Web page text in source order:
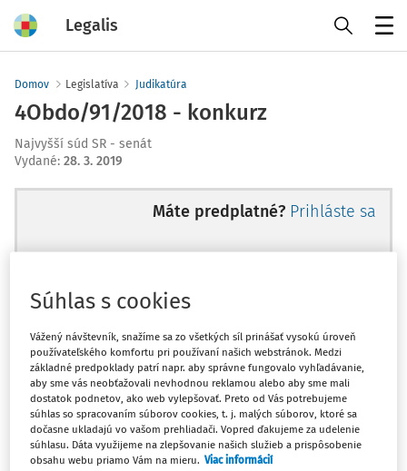
Legalis
Domov Legislatíva Judikatúra
4Obdo/91/2018 - konkurz
Najvyšší súd SR - senát
Vydané: 28. 3. 2019
Máte predplatné? Prihláste sa
Ups, zatiaľ ste si prečítali len
začiatok...
Celý odborný obsah z tejto oblasti je
dostupný predplatiteľom portálu.
Súhlas s cookies
Vážený návštevník, snažíme sa zo všetkých síl prinášať vysokú úroveň
používateľského komfortu pri používaní našich webstránok. Medzi
základné predpoklady patrí napr. aby správne fungovalo vyhľadávanie,
aby sme vás neobťažovali nevhodnou reklamou alebo aby sme mali
dostatok podnetov, ako web vylepšovať. Preto od Vás potrebujeme
súhlas so spracovaním súborov cookies, t. j. malých súborov, ktoré sa
dočasne ukladajú vo vašom prehliadači. Vopred ďakujeme za udelenie
súhlasu. Dáta využijeme na zlepšovanie našich služieb a prispôsobenie
obsahu webu priamo Vám na mieru. Viac informácií